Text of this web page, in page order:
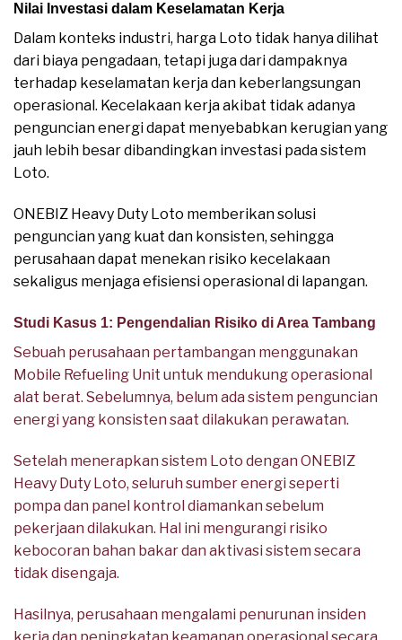
Nilai Investasi dalam Keselamatan Kerja
Dalam konteks industri, harga Loto tidak hanya dilihat
dari biaya pengadaan, tetapi juga dari dampaknya
terhadap keselamatan kerja dan keberlangsungan
operasional. Kecelakaan kerja akibat tidak adanya
penguncian energi dapat menyebabkan kerugian yang
jauh lebih besar dibandingkan investasi pada sistem
Loto.
ONEBIZ Heavy Duty Loto memberikan solusi
penguncian yang kuat dan konsisten, sehingga
perusahaan dapat menekan risiko kecelakaan
sekaligus menjaga efisiensi operasional di lapangan.
Studi Kasus 1: Pengendalian Risiko di Area Tambang
Sebuah perusahaan pertambangan menggunakan
Mobile Refueling Unit untuk mendukung operasional
alat berat. Sebelumnya, belum ada sistem penguncian
energi yang konsisten saat dilakukan perawatan.
Setelah menerapkan sistem Loto dengan ONEBIZ
Heavy Duty Loto, seluruh sumber energi seperti
pompa dan panel kontrol diamankan sebelum
pekerjaan dilakukan. Hal ini mengurangi risiko
kebocoran bahan bakar dan aktivasi sistem secara
tidak disengaja.
Hasilnya, perusahaan mengalami penurunan insiden
kerja dan peningkatan keamanan operasional secara